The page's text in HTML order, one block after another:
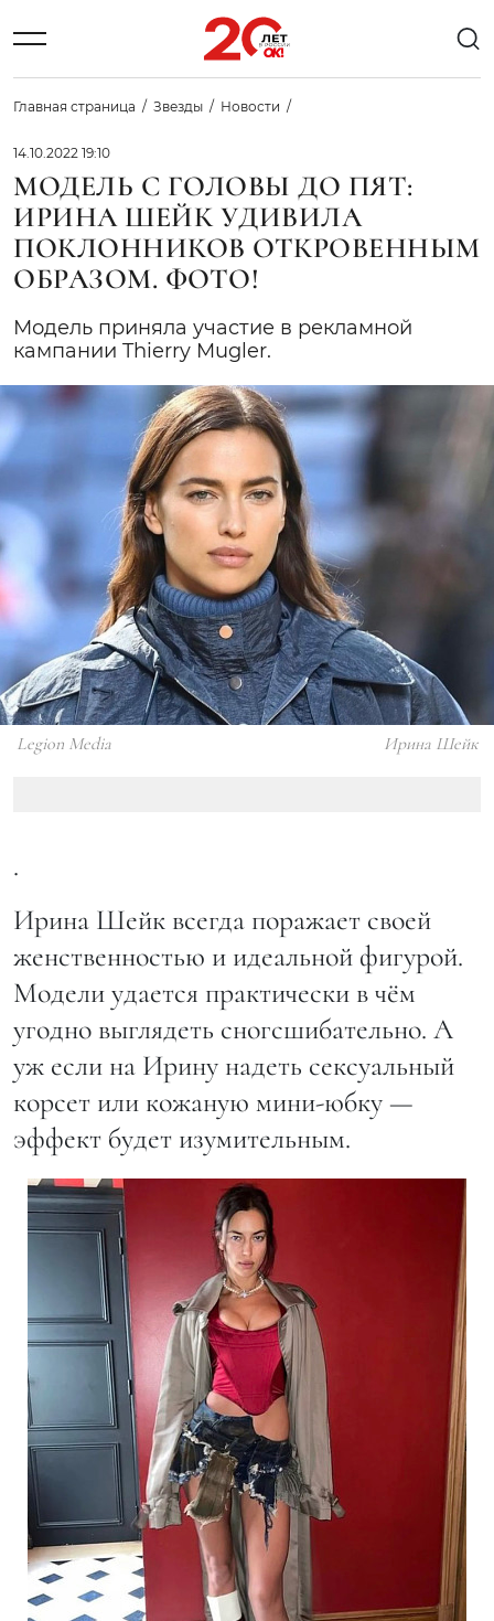
Главная страница Звезды Новости
14.10.2022 19:10
МОДЕЛЬ С ГОЛОВЫ ДО ПЯТ:
ИРИНА ШЕЙК УДИВИЛА
ПОКЛОННИКОВ ОТКРОВЕННЫМ
ОБРАЗОМ. ФОТО!
Модель приняла участие в рекламной
кампании Thierry Mugler.
Legion Media Ирина Шейк
.
Ирина Шейк всегда поражает своей
женственностью и идеальной фигурой.
Модели удается практически в чём
угодно выглядеть сногсшибательно. А
уж если на Ирину надеть сексуальный
корсет или кожаную мини-юбку —
эффект будет изумительным.